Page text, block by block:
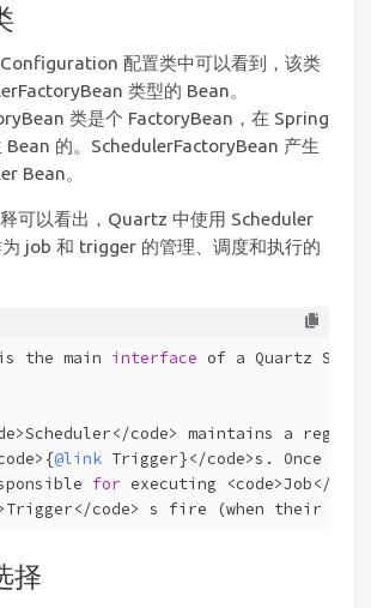
配置类中可以看到，该类
类型的 Bean。
类是个 FactoryBean，在 Spring
Bean 的。SchedulerFactoryBean 产生
Bean。
可以看出，Quartz 中使用 Scheduler
job 和 trigger 的管理、调度和执行的
the main interface of a Quartz
code> maintains a
@link Trigger}</code>s. Once
for executing <code>Job</
code> s fire (when their
择